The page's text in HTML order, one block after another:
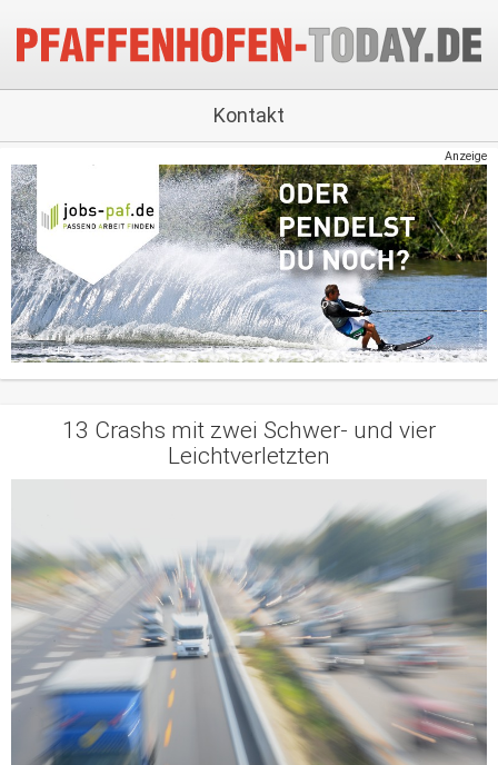
Kontakt
Anzeige
13 Crashs mit zwei Schwer- und vier
Leichtverletzten